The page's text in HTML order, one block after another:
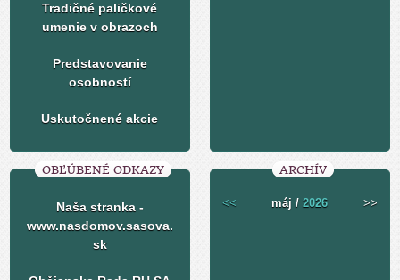
Tradičné paličkové
umenie v obrazoch
Predstavovanie
osobností
Uskutočnené akcie
OBĽÚBENÉ ODKAZY
Naša stranka -
www.nasdomov.sasova.
sk
ARCHÍV
<< máj /2026 >>